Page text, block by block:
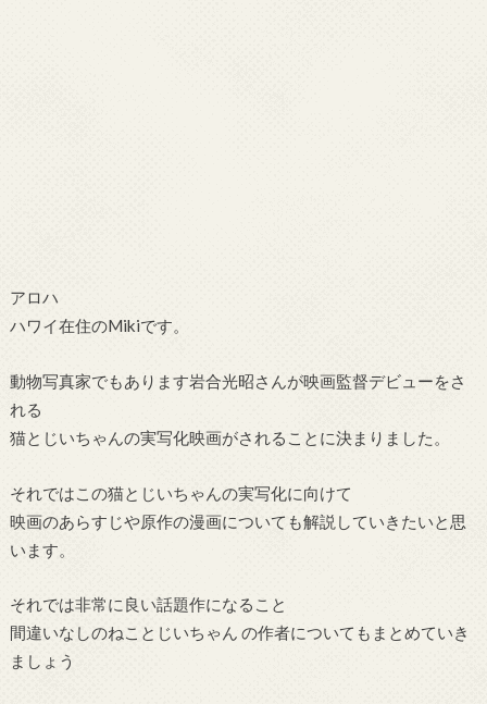
アロハ
ハワイ在住のMikiです。
動物写真家でもあります岩合光昭さんが映画監督デビューをさ
れる
猫とじいちゃんの実写化映画がされることに決まりました。
それではこの猫とじいちゃんの実写化に向けて
映画のあらすじや原作の漫画についても解説していきたいと思
います。
それでは非常に良い話題作になること
間違いなしのねことじいちゃん の作者についてもまとめていき
ましょう